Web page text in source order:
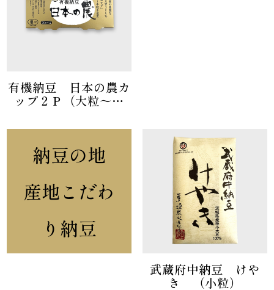
有機納豆 日本の農カ
ップ２Ｐ（大粒～中
納豆の地
産地こだわ
り納豆
武蔵府中納豆 けや
き （小粒）